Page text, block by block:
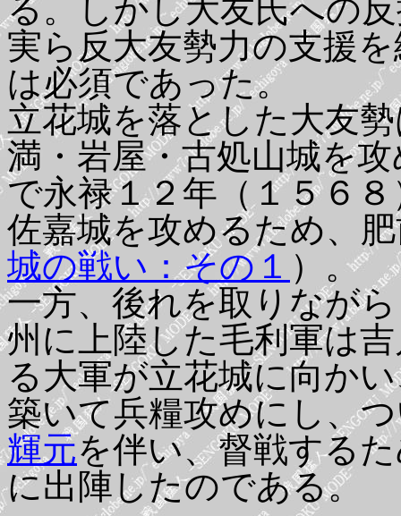
る。しかし大友氏への
実ら反大友勢力の支援
は必須であった。
立花城を落とした大友
満・岩屋・古処山城を
で永禄１２年（１５６
佐嘉城を攻めるため、
城の戦い：その１ ）。
一方、後れを取りなが
州に上陸した毛利軍は
る大軍が立花城に向か
築いて兵糧攻めにし、
輝元を伴い、督戦する
に出陣したのである。